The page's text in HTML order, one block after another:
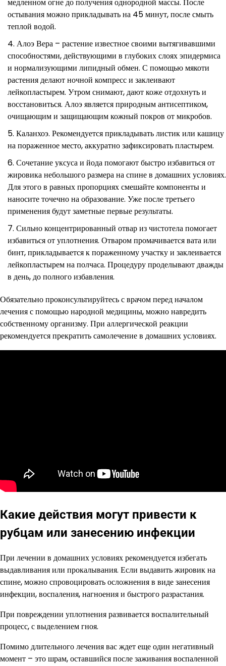
остывания можно прикладывать на 45 минут, после смыть
теплой водой.
Алоэ Вера – растение известное своими вытягивавшими
способностями, действующими в глубоких слоях эпидермиса
и нормализующими липидный обмен. С помощью мякоти
растения делают ночной компресс и заклеивают
лейкопластырем. Утром снимают, дают коже отдохнуть и
восстановиться. Алоэ является природным антисептиком,
очищающим и защищающим кожный покров от микробов.
Каланхоэ. Рекомендуется прикладывать листик или кашицу
на пораженное место, аккуратно зафиксировать пластырем.
Сочетание уксуса и йода помогают быстро избавиться от
жировика небольшого размера на спине в домашних условиях.
Для этого в равных пропорциях смешайте компоненты и
наносите точечно на образование. Уже после третьего
применения будут заметные первые результаты.
Сильно концентрированный отвар из чистотела помогает
избавиться от уплотнения. Отваром промачивается вата или
бинт, прикладывается к пораженному участку и заклеивается
лейкопластырем на полчаса. Процедуру проделывают дважды
в день, до полного избавления.
Обязательно проконсультируйтесь с врачом перед началом
лечения с помощью народной медицины, можно навредить
собственному организму. При аллергической реакции
рекомендуется прекратить самолечение в домашних условиях.
Какие действия могут привести к
рубцам или занесению инфекции
При лечении в домашних условиях рекомендуется избегать
выдавливания или прокалывания. Если выдавить жировик на
спине, можно спровоцировать осложнения в виде занесения
инфекции, воспаления, нагноения и быстрого разрастания.
При повреждении уплотнения развивается воспалительный
процесс, с выделением гноя.
Помимо длительного лечения вас ждет еще один негативный
момент – это шрам, оставшийся после заживания воспаленной